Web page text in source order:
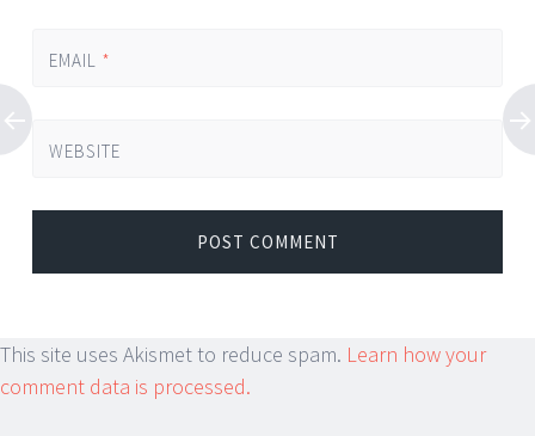
EMAIL *
WEBSITE
This site uses Akismet to reduce spam. Learn how your
comment data is processed.